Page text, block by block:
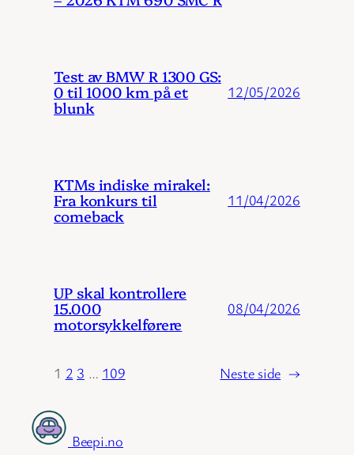
Test av BMW R 1300 GS:
0 til 1000 km på et
blunk
12/05/2026
KTMs indiske mirakel:
Fra konkurs til
comeback
11/04/2026
UP skal kontrollere
15.000
motorsykkelførere
08/04/2026
1 2 3 … 109 Neste side →
Beepi.no